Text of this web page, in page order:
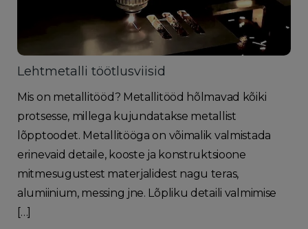
Lehtmetalli töötlusviisid
Mis on metallitööd? Metallitööd hõlmavad kõiki
protsesse, millega kujundatakse metallist
lõpptoodet. Metallitööga on võimalik valmistada
erinevaid detaile, kooste ja konstruktsioone
mitmesugustest materjalidest nagu teras,
alumiinium, messing jne. Lõpliku detaili valmimise
[…]